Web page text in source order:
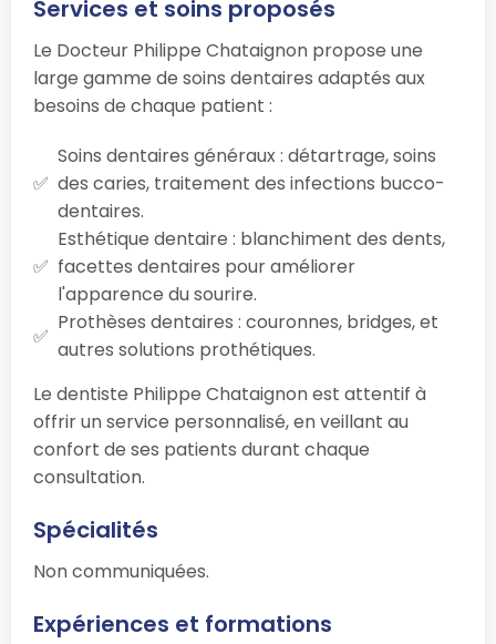
Services et soins proposés
Le Docteur Philippe Chataignon propose une
large gamme de soins dentaires adaptés aux
besoins de chaque patient :
Soins dentaires généraux : détartrage, soins
des caries, traitement des infections bucco-
dentaires.
Esthétique dentaire : blanchiment des dents,
facettes dentaires pour améliorer
l'apparence du sourire.
Prothèses dentaires : couronnes, bridges, et
autres solutions prothétiques.
Le dentiste Philippe Chataignon est attentif à
offrir un service personnalisé, en veillant au
confort de ses patients durant chaque
consultation.
Spécialités
Non communiquées.
Expériences et formations